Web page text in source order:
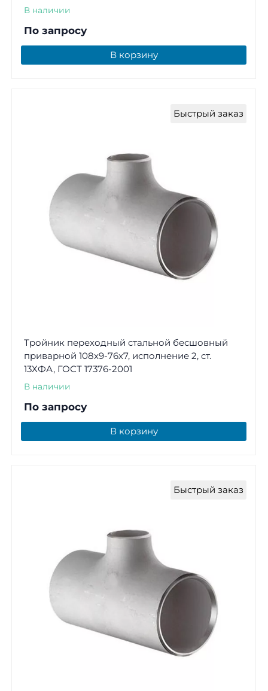
В наличии
По запросу
В корзину
Быстрый заказ
Тройник переходный стальной бесшовный
приварной 108х9-76х7, исполнение 2, ст.
13ХФА, ГОСТ 17376-2001
В наличии
По запросу
В корзину
Быстрый заказ